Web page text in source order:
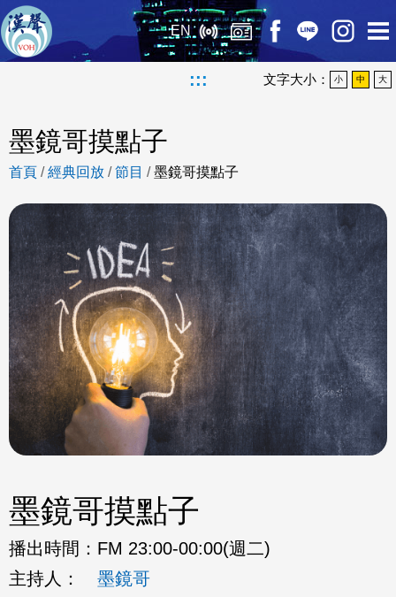
EN
::: 文字大小： 小 中 大
墨鏡哥摸點子
首頁 /經典回放 /節目 /墨鏡哥摸點子
墨鏡哥摸點子
播出時間： FM 23:00-00:00(週二)
主持人：
墨鏡哥